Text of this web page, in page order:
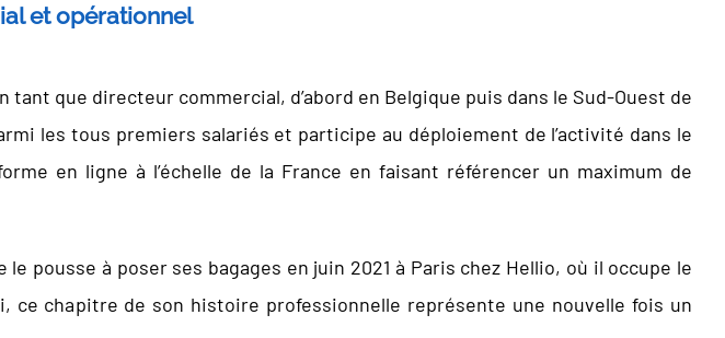
et opérationnel
tant que directeur commercial, d’abord en Belgique puis dans le Sud-Ouest de
les tous premiers salariés et participe au déploiement de l’activité dans le
en ligne à l’échelle de la France en faisant référencer un maximum de
pousse à poser ses bagages en juin 2021 à Paris chez Hellio, où il occupe le
chapitre de son histoire professionnelle représente une nouvelle fois un